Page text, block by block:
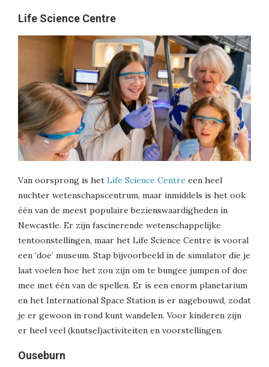
Life Science Centre
Van oorsprong is het Life Science Centre een heel
nuchter wetenschapscentrum, maar inmiddels is het ook
één van de meest populaire bezienswaardigheden in
Newcastle. Er zijn fascinerende wetenschappelijke
tentoonstellingen, maar het Life Science Centre is vooral
een ‘doe’ museum. Stap bijvoorbeeld in de simulator die je
laat voelen hoe het zou zijn om te bungee jumpen of doe
mee met één van de spellen. Er is een enorm planetarium
en het International Space Station is er nagebouwd, zodat
je er gewoon in rond kunt wandelen. Voor kinderen zijn
er heel veel (knutsel)activiteiten en voorstellingen.
Ouseburn